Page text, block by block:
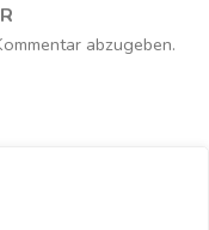
abzugeben.